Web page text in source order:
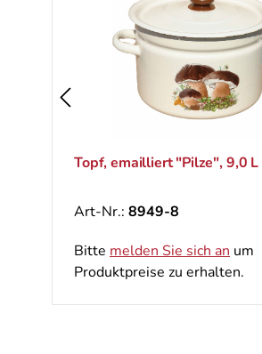
Topf, emailliert "Pilze", 9,0 L
Art-Nr.: 8949-8
Bitte melden Sie sich an um
Produktpreise zu erhalten.